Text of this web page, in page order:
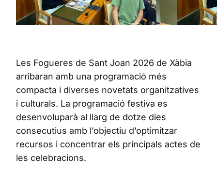
Les Fogueres de Sant Joan 2026 de Xàbia
arribaran amb una programació més
compacta i diverses novetats organitzatives
i culturals. La programació festiva es
desenvoluparà al llarg de dotze dies
consecutius amb l’objectiu d’optimitzar
recursos i concentrar els principals actes de
les celebracions.